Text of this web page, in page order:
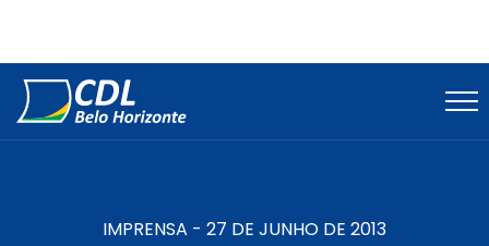
IMPRENSA - 27 DE JUNHO DE 2013